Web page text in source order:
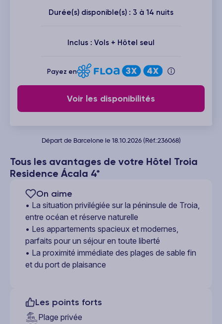
Tous les avantages de votre Hôtel Troia
Residence Ácala 4*
On aime
• La situation privilégiée sur la péninsule de Troia,
entre océan et réserve naturelle
• Les appartements spacieux et modernes,
parfaits pour un séjour en toute liberté
• La proximité immédiate des plages de sable fin
et du port de plaisance
Les points forts
Plage privée
Durée(s) disponible(s) : 3 à 14 nuits
Inclus : Vols + Hôtel seul
Payez en
Voir les disponibilités
Départ de Barcelone le 18.10.2026 (Réf.:236068)